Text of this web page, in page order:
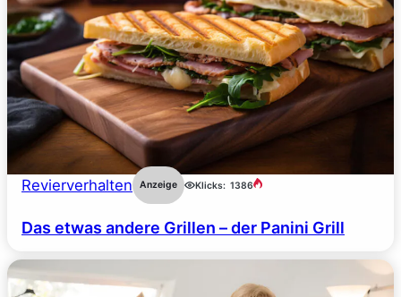
Revierverhalten Anzeige Klicks: 1386
Das etwas andere Grillen – der Panini Grill